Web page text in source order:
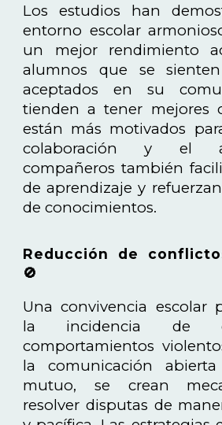
Los estudios han
entorno escolar
un mejor rendimiento
alumnos que se
aceptados en su
tienden a tener mejores
están más motivados
colaboración y el
compañeros también
de aprendizaje y
de conocimientos.
Reducción de
🚫
Una convivencia escolar
la incidencia de
comportamientos
la comunicación
mutuo, se crean
resolver disputas de